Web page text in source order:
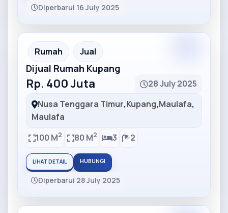
Diperbarui 16 July 2025
Partner Ad
Rumah Jual
Dijual Rumah Kupang
Rp. 400 Juta
28 July 2025
Nusa Tenggara Timur,Kupang,Maulafa,
Maulafa
100 M2 80 M2 3 2
LIHAT DETAIL HUBUNGI
Diperbarui 28 July 2025